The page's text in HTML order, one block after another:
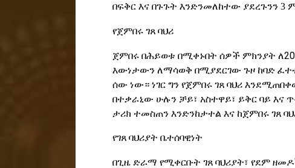
በፍቅር እና በጉጉት እንድንመለከተው ያደረጉንን 3
የጀምበሩ ገጸ ባህሪ
ጀምበሩ በሕይወቱ በሚቀኑበት ሰዎች ምክንያት ለ20
እውነታውን ለማሳወቅ በሚያደርገው ጉዞ ከባድ
ሰው ነው። ነገር ግን የጀምበሩ ገጸ ባህሪ
በተቃራኒው ሁሉን ቻይ፣ አስተዋይ፣ ይቅር ባይ እና
ታሪክ ተመስጠን እንድንከታተል እና ከጀምበሩ ገጸ
የገጸ ባህሪያት ቤተሰባዊነት
በጊዜ ድራማ የሚቀርቡት ገጸ ባህሪያት፣ የደም